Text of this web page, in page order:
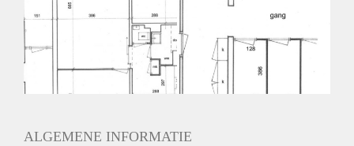
ALGEMENE INFORMATIE